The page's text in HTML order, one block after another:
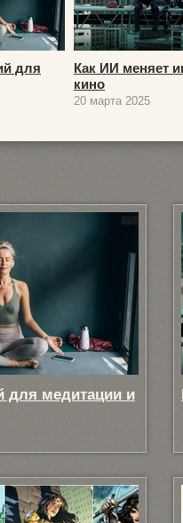
для
Как ИИ меняет
кино
20 марта 2025
для медитации и